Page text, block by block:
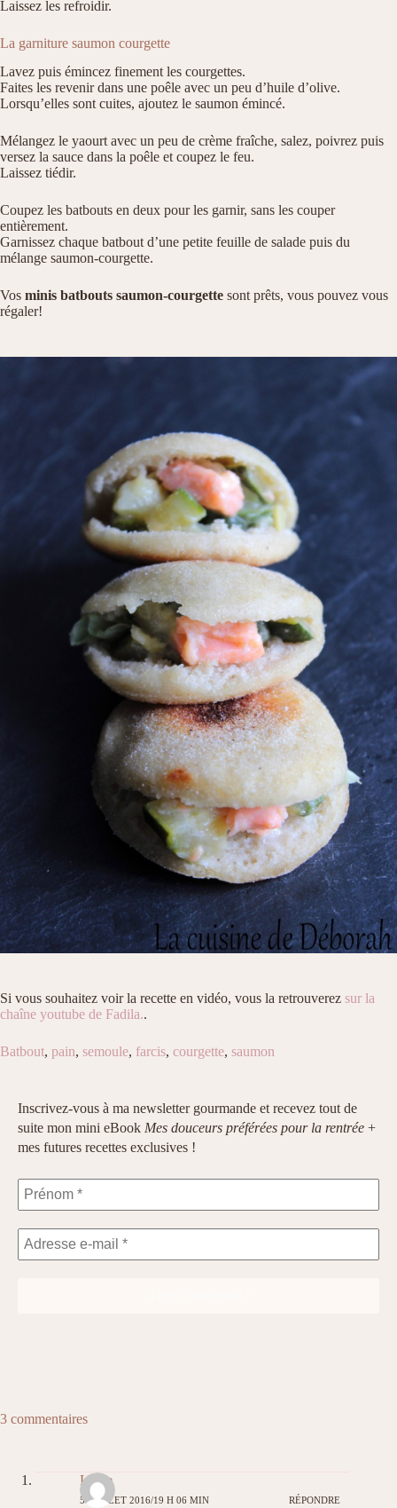
Laissez les refroidir.
La garniture saumon courgette
Lavez puis émincez finement les courgettes.
Faites les revenir dans une poêle avec un peu d’huile d’olive.
Lorsqu’elles sont cuites, ajoutez le saumon émincé.
Mélangez le yaourt avec un peu de crème fraîche, salez, poivrez puis
versez la sauce dans la poêle et coupez le feu.
Laissez tiédir.
Coupez les batbouts en deux pour les garnir, sans les couper
entièrement.
Garnissez chaque batbout d’une petite feuille de salade puis du
mélange saumon-courgette.
Vos minis batbouts saumon-courgette sont prêts, vous pouvez vous
régaler!
Si vous souhaitez voir la recette en vidéo, vous la retrouverez sur la
chaîne youtube de Fadila..
Batbout, pain, semoule, farcis, courgette, saumon
Inscrivez-vous à ma newsletter gourmande et recevez tout de
suite mon mini eBook Mes douceurs préférées pour la rentrée +
mes futures recettes exclusives !
3 commentaires
Liline
5 JUILLET 2016/19 H 06 MIN RÉPONDRE